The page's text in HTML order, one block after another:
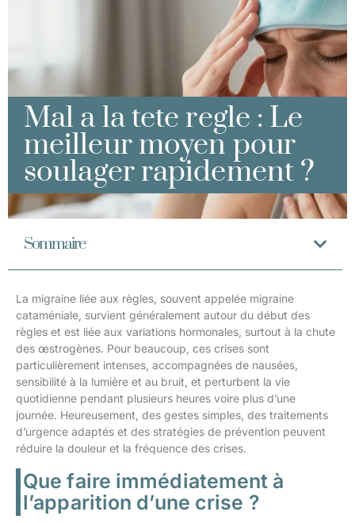
Mal a la tete regle : Le
meilleur moyen pour
soulager rapidement ?
Sommaire
La migraine liée aux règles, souvent appelée migraine
cataméniale, survient généralement autour du début des
règles et est liée aux variations hormonales, surtout à la chute
des œstrogènes. Pour beaucoup, ces crises sont
particulièrement intenses, accompagnées de nausées,
sensibilité à la lumière et au bruit, et perturbent la vie
quotidienne pendant plusieurs heures voire plus d’une
journée. Heureusement, des gestes simples, des traitements
d’urgence adaptés et des stratégies de prévention peuvent
réduire la douleur et la fréquence des crises.
Que faire immédiatement à
l’apparition d’une crise ?